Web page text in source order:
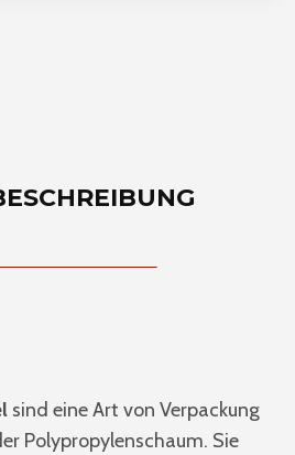
sind eine Art von Verpackung
Polypropylenschaum. Sie